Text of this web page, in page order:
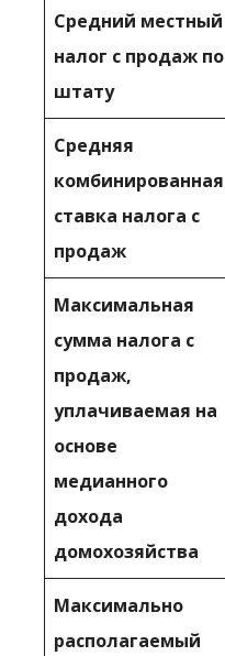
Средний местный
налог с продаж по
штату
Средняя
комбинированная
ставка налога с
продаж
Максимальная
сумма налога с
продаж,
уплачиваемая на
основе
медианного
дохода
домохозяйства
Максимально
располагаемый